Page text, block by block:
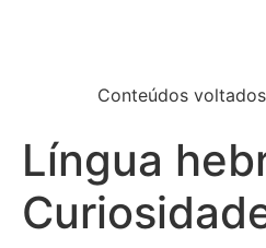
Conteúdos
Língua